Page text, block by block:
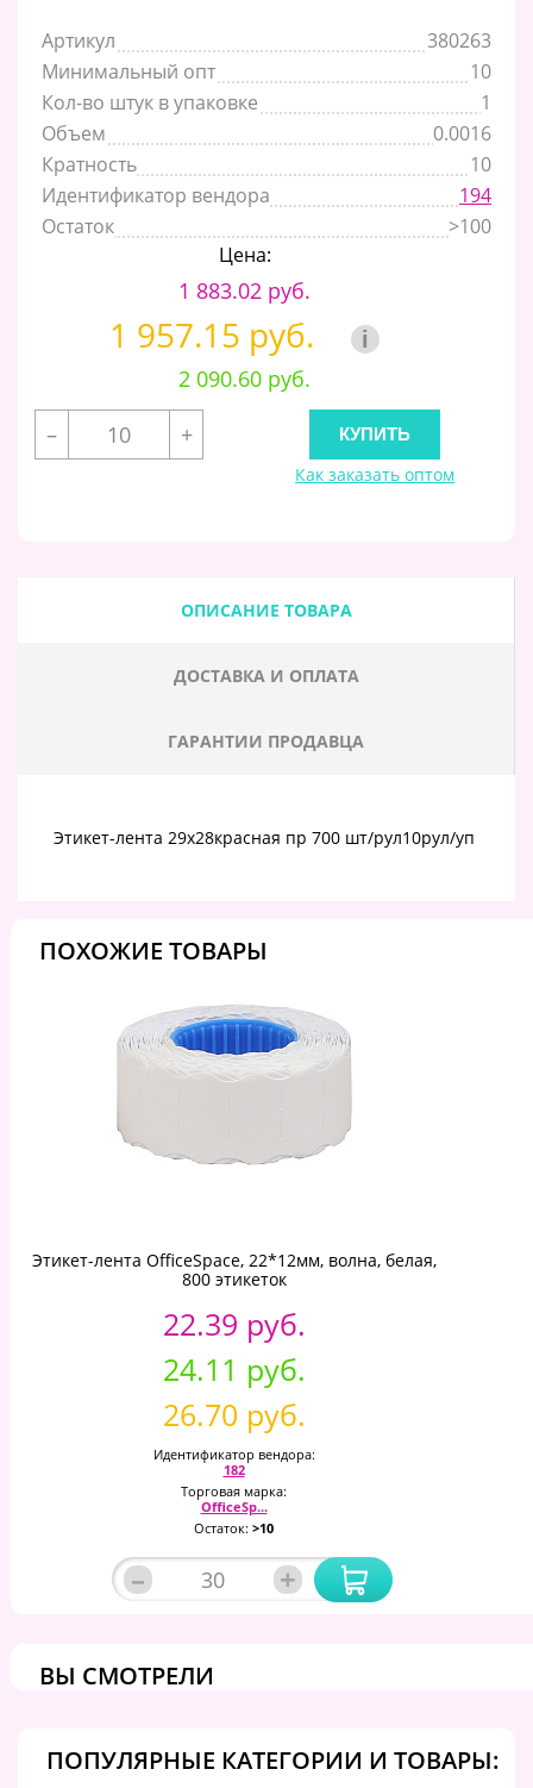
Артикул
380263
Минимальный опт
10
Кол-во штук в упаковке
1
Объем
0.0016
Кратность
10
Идентификатор вендора
194
Остаток
>100
Цена:
1 883.02 руб.
1 957.15 руб. i
2 090.60 руб.
–
+
Как заказать оптом
ОПИСАНИЕ ТОВАРА
ДОСТАВКА И ОПЛАТА
ГАРАНТИИ ПРОДАВЦА
Этикет-лента 29х28красная пр 700 шт/рул10рул/уп
ПОХОЖИЕ ТОВАРЫ
Этикет-лента OfficeSpace, 22*12мм, волна, белая,
800 этикеток
22.39 руб.
24.11 руб.
26.70 руб.
Идентификатор вендора:
182
Торговая марка:
OfficeSp...
Остаток: >10
– +
ВЫ СМОТРЕЛИ
ПОПУЛЯРНЫЕ КАТЕГОРИИ И ТОВАРЫ: